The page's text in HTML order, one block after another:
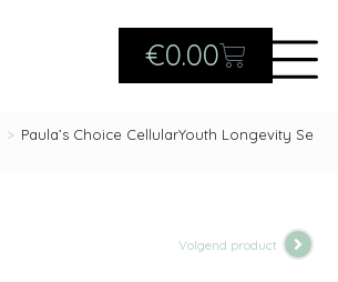
€0.00
> Paula’s Choice CellularYouth Longevity
Volgend product